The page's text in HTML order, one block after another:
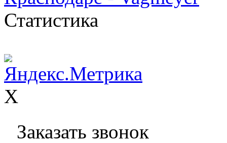
Статистика
X
Заказать звонок